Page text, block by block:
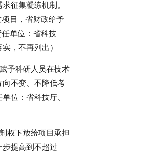
征集凝练机制。
项目，省财政给予
任单位：省科技
，不再列出）
予科研人员在技术
向不变、不降低考
位：省科技厅、
权下放给项目承担
提高到不超过